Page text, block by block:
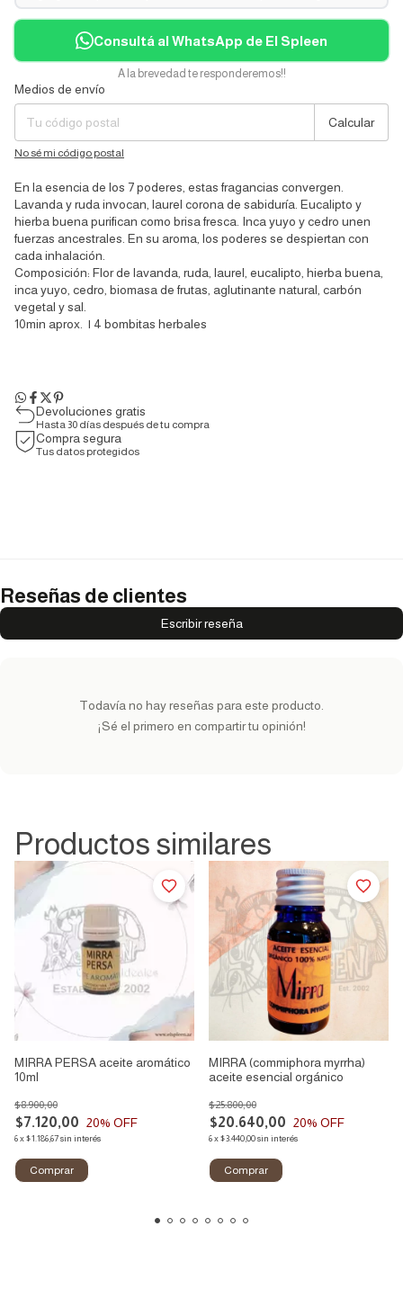
Consultá al WhatsApp de El Spleen
A la brevedad te responderemos!!
Entregas para el CP:
Medios de envío
Calcular
No sé mi código postal
En la esencia de los 7 poderes, estas fragancias convergen.
Lavanda y ruda invocan, laurel corona de sabiduría. Eucalipto y
hierba buena purifican como brisa fresca. Inca yuyo y cedro unen
fuerzas ancestrales. En su aroma, los poderes se despiertan con
cada inhalación.
Composición: Flor de lavanda, ruda, laurel, eucalipto, hierba buena,
inca yuyo, cedro, biomasa de frutas, aglutinante natural, carbón
vegetal y sal.
10min aprox. | 4 bombitas herbales
Devoluciones gratis
Hasta 30 días después de tu compra
Compra segura
Tus datos protegidos
Reseñas de clientes
Escribir reseña
Todavía no hay reseñas para este producto.
¡Sé el primero en compartir tu opinión!
Productos similares
MIRRA PERSA aceite aromático
10ml
$7.120,00
$8.900,00
20% OFF
6x$1.186,67sin interés
MIRRA (commiphora myrrha)
aceite esencial orgánico
$20.640,00
$25.800,00
20% OFF
6x$3.440,00sin interés